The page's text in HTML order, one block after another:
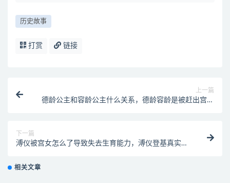
历史故事
打赏 链接
上一篇
德龄公主和容龄公主什么关系，德龄容龄是被赶出宫的
下一篇
溥仪被宫女怎么了导致失去生育能力，溥仪登基真实视
相关文章